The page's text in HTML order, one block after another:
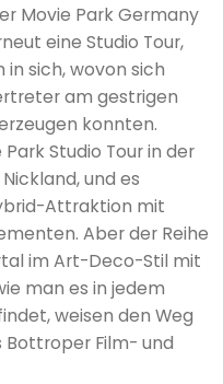
Movie Park Germany
eine Studio Tour,
sich, wovon sich
am gestrigen
konnten.
Studio Tour in der
und es
Attraktion mit
Aber der Reihe
im Art-Deco-Stil mit
man es in jedem
weisen den Weg
Bottroper Film- und